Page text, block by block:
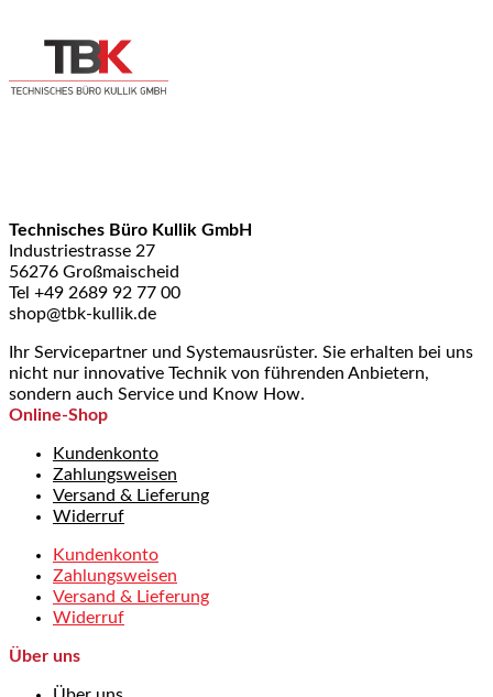
Technisches Büro Kullik GmbH
Industriestrasse 27
56276 Großmaischeid
Tel +49 2689 92 77 00
shop@tbk-kullik.de
Ihr Servicepartner und Systemausrüster. Sie erhalten bei uns
nicht nur innovative Technik von führenden Anbietern,
sondern auch Service und Know How.
Online-Shop
Kundenkonto
Zahlungsweisen
Versand & Lieferung
Widerruf
Kundenkonto
Zahlungsweisen
Versand & Lieferung
Widerruf
Über uns